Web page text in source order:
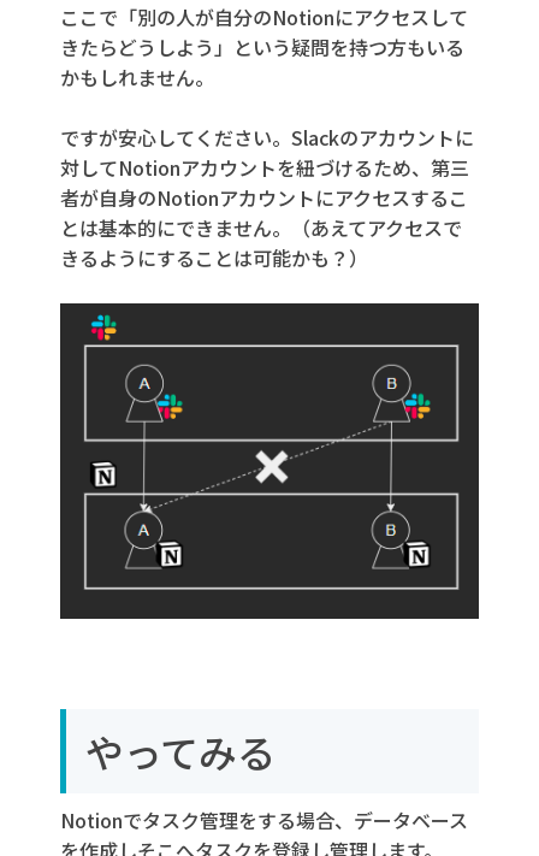
ここで「別の人が自分のNotionにアクセスして
きたらどうしよう」という疑問を持つ方もいる
かもしれません。
ですが安心してください。Slackのアカウントに
対してNotionアカウントを紐づけるため、第三
者が自身のNotionアカウントにアクセスするこ
とは基本的にできません。（あえてアクセスで
きるようにすることは可能かも？）
やってみる
Notionでタスク管理をする場合、データベース
を作成しそこへタスクを登録し管理します。